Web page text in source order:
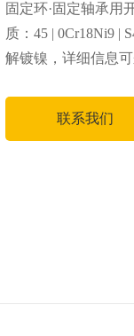
固定环·固定轴承用
质：45 | 0Cr18Ni9 |
解镀镍，详细信息可
联系我们